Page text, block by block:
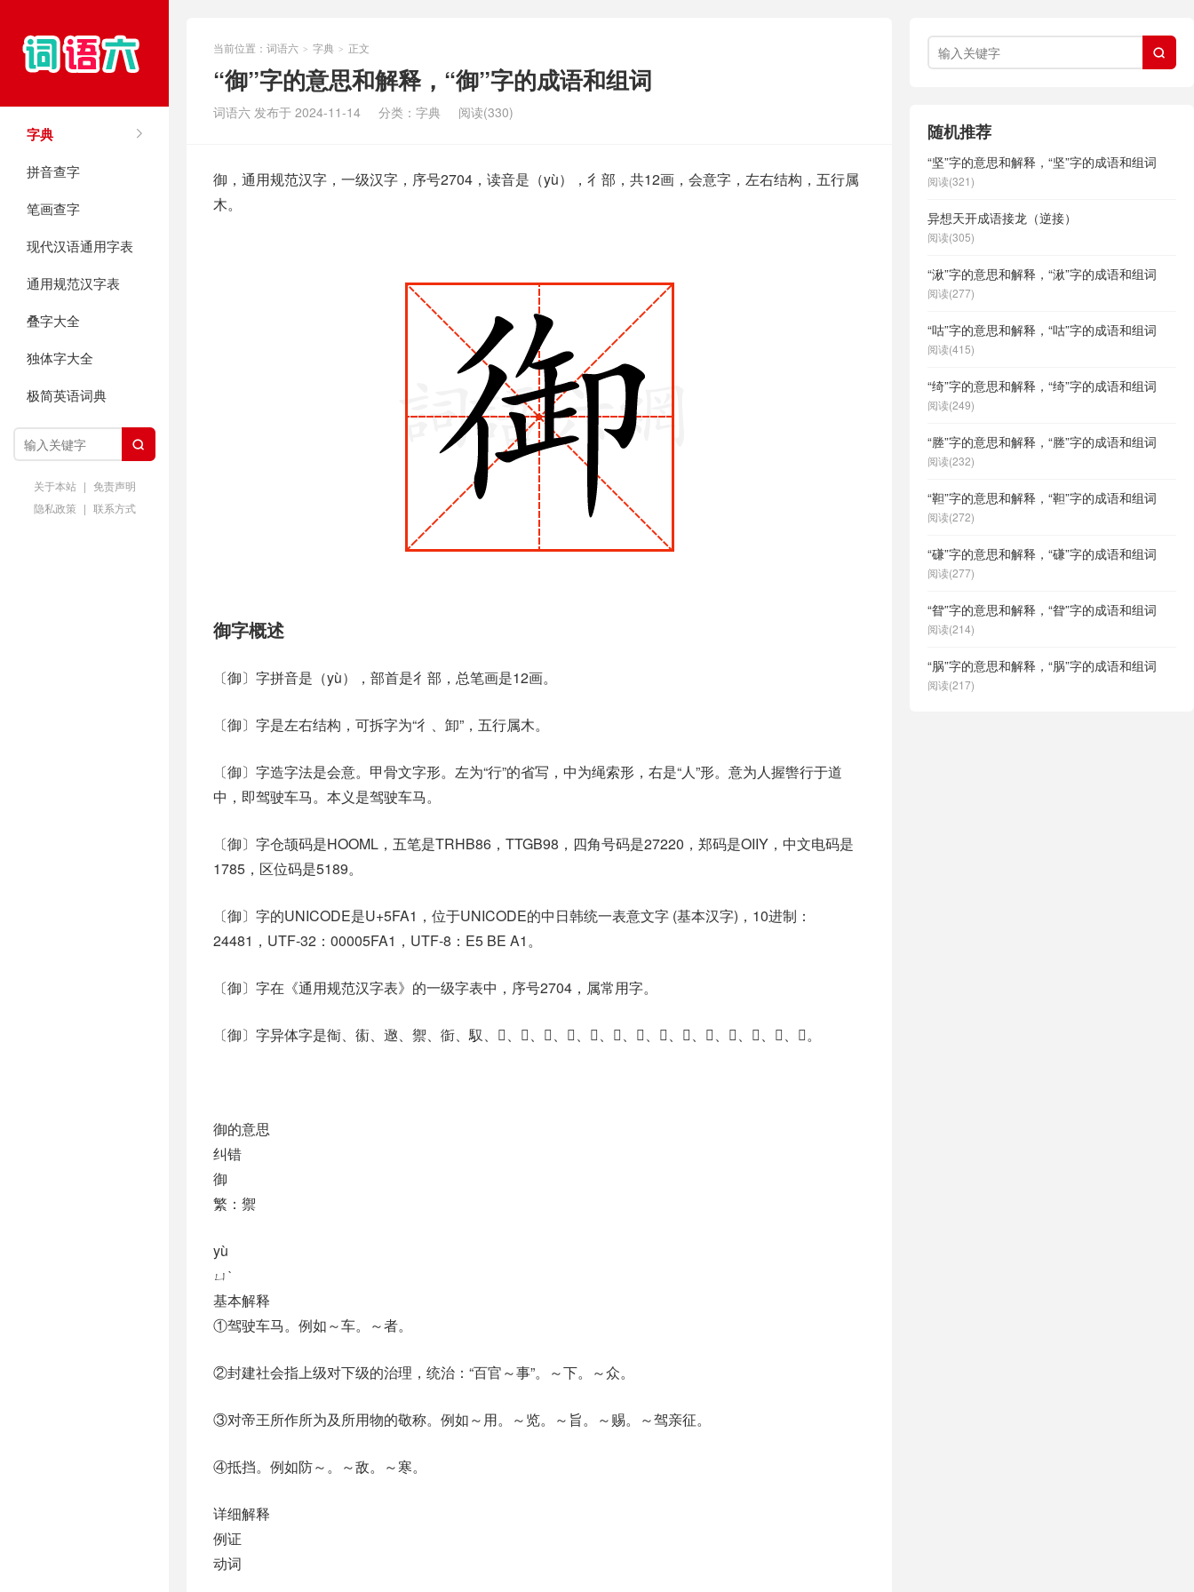
字典
拼音查字
笔画查字
现代汉语通用字表
通用规范汉字表
叠字大全
独体字大全
极简英语词典

关于本站 | 免责声明
隐私政策 | 联系方式
当前位置： 词语六 > 字典 > 正文
“御”字的意思和解释，“御”字的成语和组词
词语六 发布于 2024-11-14 分类： 字典 阅读(330)
御，通用规范汉字，一级汉字，序号2704，读音是（yù），彳部，共12画，会意字，左右结构，五行属
木。
御字概述
〔御〕字拼音是（yù），部首是彳部，总笔画是12画。
〔御〕字是左右结构，可拆字为“彳、卸”，五行属木。
〔御〕字造字法是会意。甲骨文字形。左为“行”的省写，中为绳索形，右是“人”形。意为人握辔行于道
中，即驾驶车马。本义是驾驶车马。
〔御〕字仓颉码是HOOML，五笔是TRHB86，TTGB98，四角号码是27220，郑码是OIIY，中文电码是
1785，区位码是5189。
〔御〕字的UNICODE是U+5FA1，位于UNICODE的中日韩统一表意文字 (基本汉字)，10进制：
24481，UTF-32：00005FA1，UTF-8：E5 BE A1。
〔御〕字在《通用规范汉字表》的一级字表中，序号2704，属常用字。
〔御〕字异体字是䘖、䘘、䢩、禦、衘、馭、𠉳、𠊏、𠨙、𡕺、𢓦、𢓷、𢔬、𢕜、𢕥、𢖡、𤎇、𧗨、𧗪、𧗻。
御的意思
纠错
御
繁：禦
yù
ㄩˋ
基本解释
①驾驶车马。例如～车。～者。
②封建社会指上级对下级的治理，统治：“百官～事”。～下。～众。
③对帝王所作所为及所用物的敬称。例如～用。～览。～旨。～赐。～驾亲征。
④抵挡。例如防～。～敌。～寒。
详细解释
例证
动词

随机推荐
“坚”字的意思和解释，“坚”字的成语和组词
阅读(321)
异想天开成语接龙（逆接）
阅读(305)
“湫”字的意思和解释，“湫”字的成语和组词
阅读(277)
“咕”字的意思和解释，“咕”字的成语和组词
阅读(415)
“绮”字的意思和解释，“绮”字的成语和组词
阅读(249)
“塍”字的意思和解释，“塍”字的成语和组词
阅读(232)
“靼”字的意思和解释，“靼”字的成语和组词
阅读(272)
“磏”字的意思和解释，“磏”字的成语和组词
阅读(277)
“眢”字的意思和解释，“眢”字的成语和组词
阅读(214)
“脶”字的意思和解释，“脶”字的成语和组词
阅读(217)